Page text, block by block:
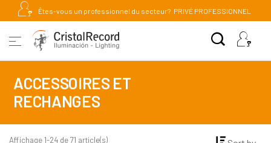
Êtes-vous un professionnel du secteur? PRIVÉ PROFESSIONNEL
ACCESSOIRES ET
RECHANGES
Affichage 1-24 de 71 article(s)